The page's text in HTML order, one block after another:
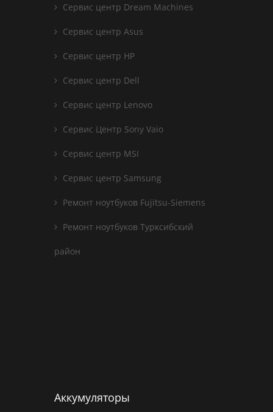
Сервис центр Dream Machines
Сервис центр Asus
Сервис центр HP
Сервис центр Dell
Сервис центр Lenovo
Сервис Центр Sony Vaio
Сервис центр MSI
Сервис центр Samsung
Ремонт ноутбуков Fujitsu-Siemens
Ремонт ноутбуков Турксибский
район
Аккумуляторы